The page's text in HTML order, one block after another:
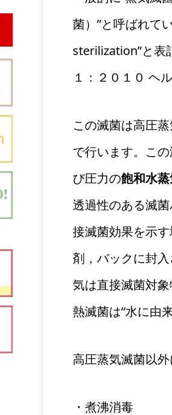
菌）”と呼ばれて
sterilization”と表
１：２０１０ ヘ
この滅菌は高圧
で行います。この
び圧力の飽和水
透過性のある滅
接滅菌効果を示
剤，バックに封
気は直接滅菌対
熱滅菌は“水に由
高圧蒸気滅菌以
・煮沸消毒